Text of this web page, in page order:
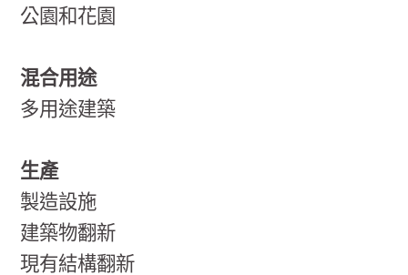
公園和花園
混合用途
多用途建築
生產
製造設施
建築物翻新
現有結構翻新